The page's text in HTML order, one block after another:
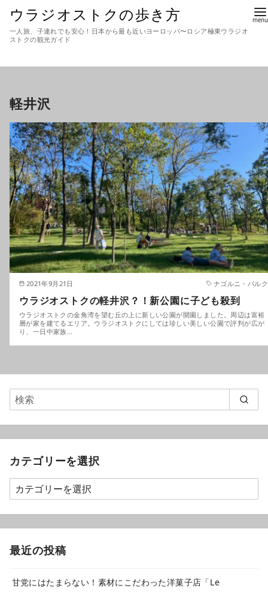
ウラジオストクの歩き方
一人旅、子連れでも安心！日本から最も近いヨーロッパ〜ロシア極東ウラジオ
ストクの観光ガイド
軽井沢
2021年9月21日 ナゴルニ・パルク
ウラジオストクの軽井沢？！新公園に子ども殺到
ウラジオストクの金角湾を望む丘の上に新しい公園が開園しました。周辺は富裕
層が家を建てるエリア。ウラジオストクにしては珍しい美しい公園で評判が広が
り、一日中家族…
カテゴリーを選択
最近の投稿
甘党にはたまらない！素材にこだわった洋菓子店「Le